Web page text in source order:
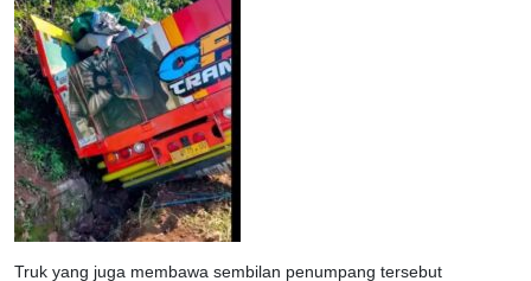
Truk yang juga membawa sembilan penumpang tersebut